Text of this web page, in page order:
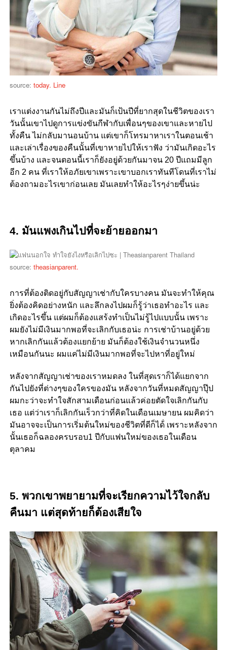
source: today. Line
เราแต่งงานกันไม่ถึงปีและมันก็เป้นปีที่ยากสุดในชีวิตของเรา
วันนั้นเขาไปดูการแข่งขันกีฬากับเพื่อนๆของเขาและหายไป
ทั้งคืน ไม่กลับมานอนบ้าน แต่เขาก็โทรมาหาเราในตอนเช้า
และเล่าเรื่องของคืนนั้นที่เขาหายไปให้เราฟัง ว่ามันเกิดอะไร
ขึ้นบ้าง และจนตอนนี้เราก็ยังอยู่ด้วยกันมาจน 20 ปีแถมมีลูก
อีก 2 คน ที่เราให้อภัยเขาเพราะเขาบอกเราทันทีโดนที่เราไม่
ต้องถามอะไรเขาก่อนเลย มันเลยทำให้อะไรๆง่ายขึ้นน่ะ
4. มันแพงเกินไปที่จะย้ายออกมา
source: theasianparent.
การที่ต้องติดอยู่กับสัญญาเช่ากับใครบางคน มันจะทำให้คุณ
ยิ่งต้องคิดอย่างหนัก และลึกลงไปผมก็รู้ว่าเธอทำอะไร และ
เกิดอะไรขึ้น แต่ผมก็ต้องแสร้งทำเป็นไม่รู้ไปแบบนั้น เพราะ
ผมยังไม่มีเงินมากพอที่จะเลิกกับเธอน่ะ การเช่าบ้านอยู่ด้วย
หากเลิกกันแล้วต้องแยกย้าย มันก็ต้องใช้เงินจำนวนหนึ่ง
เหมือนกันนะ ผมแค่ไม่มีเงินมากพอที่จะไปหาที่อยู่ใหม่
หลังจากสัญญาเช่าของเราหมดลง ในที่สุดเราก็ได้แยกจาก
กันไปยังที่ต่างๆของใครของมัน หลังจากวันที่หมดสัญญาปุ๊ป
ผมกะว่าจะทำใจสักสามเดือนก่อนแล้วค่อยตัดใจเลิกกันกับ
เธอ แต่ว่าเราก็เลิกกันเร็วกว่าที่คิดในเดือนเมษายน ผมคิดว่า
มันอาจจะเป็นการเริ่มต้นใหม่ของชีวิตที่ดีก็ได้่ เพราะหลังจาก
นั้นเธอก็ฉลองครบรอบ1 ปีกับแฟนใหม่ของเธอในเดือน
ตุลาคม
5. พวกเขาพยายามที่จะเรียกความไว้ใจกลับ
คืนมา แต่สุดท้ายก็ต้องเสียใจ